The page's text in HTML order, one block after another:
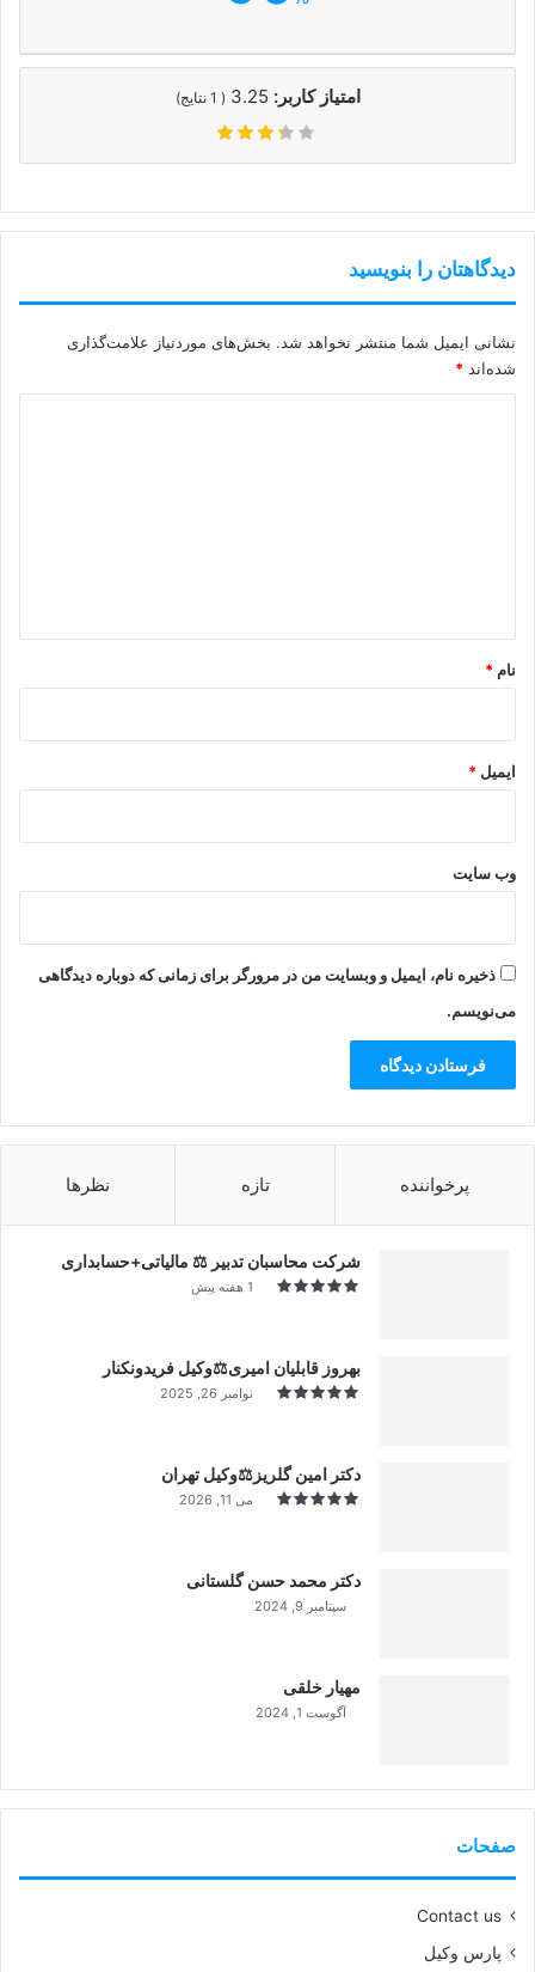
امتیاز کاربر: 3.25
(
1 نتایج)
دیدگاهتان را بنویسید
نشانی ایمیل شما منتشر نخواهد شد. بخش‌های موردنیاز علامت‌گذاری
شده‌اند *
نام *
ایمیل *
وب‌ سایت
ذخیره نام، ایمیل و وبسایت من در مرورگر برای زمانی که دوباره دیدگاهی
می‌نویسم.
پرخواننده تازه نظرها
شرکت محاسبان تدبیر ⚖️ مالیاتی+حسابداری
1 هفته پیش
بهروز قابلیان امیری⚖️وکیل فریدونکنار
نوامبر 26, 2025
دکتر امین گلریز⚖️وکیل تهران
می 11, 2026
دکتر محمد حسن گلستانی
سپتامبر 9, 2024
مهیار خلقی
آگوست 1, 2024
صفحات
Contact us
پارس وکیل